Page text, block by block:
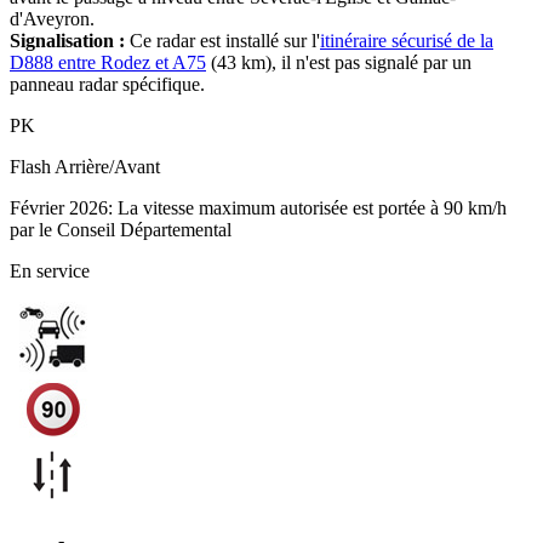
d'Aveyron.
Signalisation : Ce radar est installé sur l'itinéraire sécurisé de la
D888 entre Rodez et A75 (43 km), il n'est pas signalé par un
panneau radar spécifique.
PK
Flash Arrière/Avant
Février 2026: La vitesse maximum autorisée est portée à 90 km/h
par le Conseil Départemental
En service